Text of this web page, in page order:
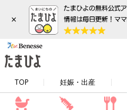
×
TOP 妊娠・出産